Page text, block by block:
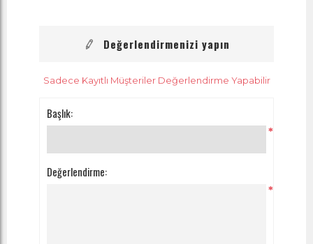
Değerlendirmenizi yapın
Sadece Kayıtlı Müşteriler Değerlendirme Yapabilir
Başlık:
*
Değerlendirme:
*